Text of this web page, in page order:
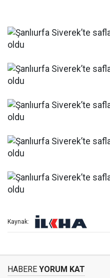
Kaynak:
HABERE YORUM KAT